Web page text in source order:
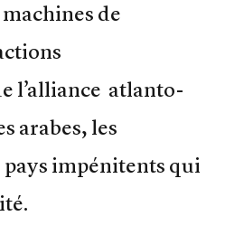
de
l’alliance atlanto-
arabes, les
impénitents qui